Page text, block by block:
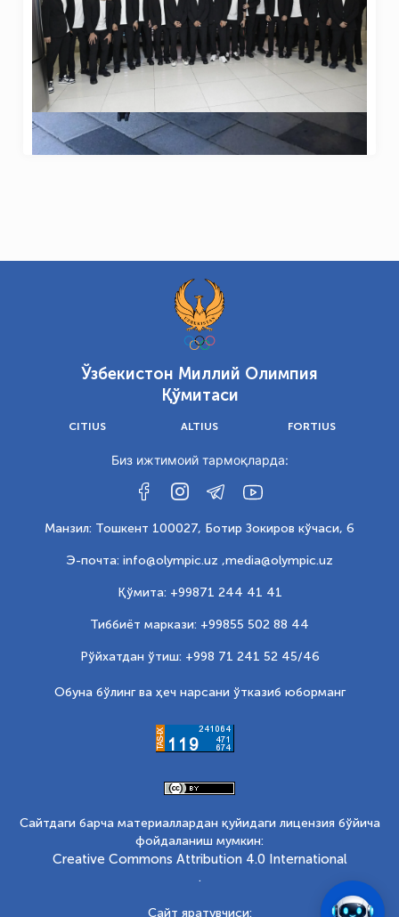
26 Май 2026
Ўзбекистон Миллий Олимпия
Қўмитаси
CITIUS ALTIUS FORTIUS
Биз ижтимоий тармоқларда:
Манзил: Тошкент 100027, Ботир Зокиров кўчаси, 6
Э-почта: info@olympic.uz ,media@olympic.uz
Қўмита: +99871 244 41 41
Тиббиёт маркази: +99855 502 88 44
Рўйхатдан ўтиш: +998 71 241 52 45/46
Обуна бўлинг ва ҳеч нарсани ўтказиб юборманг
Сайтдаги барча материаллардан қуйидаги лицензия бўйича
фойдаланиш мумкин:
Creative Commons Attribution 4.0 International
.
Сайт яратувчиси: